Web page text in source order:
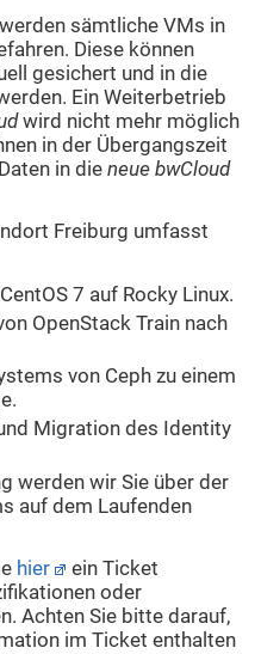
sämtliche VMs in
Diese können
gesichert und in die
Ein Weiterbetrieb
wird nicht mehr möglich
in der Übergangszeit
in die neue bwCloud
Freiburg umfasst
7 auf Rocky Linux.
OpenStack Train nach
von Ceph zu einem
Migration des Identity
werden wir Sie über der
auf dem Laufenden
hier
ein Ticket
oder
Achten Sie bitte darauf,
im Ticket enthalten